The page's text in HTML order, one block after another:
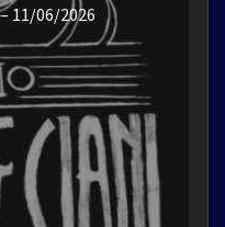
11/06/2026